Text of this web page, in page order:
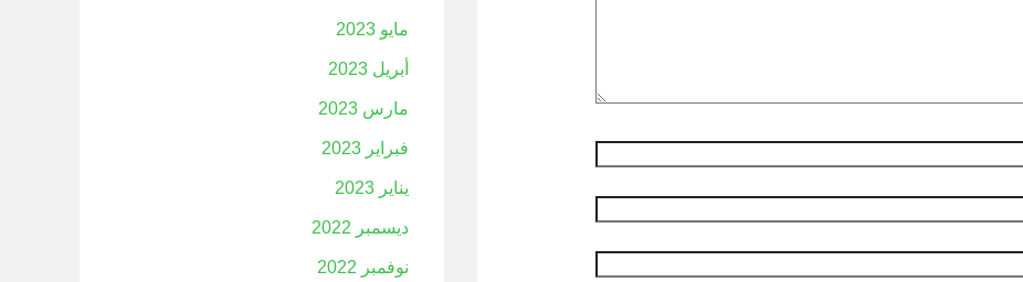
مايو 2023
أبريل 2023
مارس 2023
فبراير 2023
يناير 2023
ديسمبر 2022
نوفمبر 2022